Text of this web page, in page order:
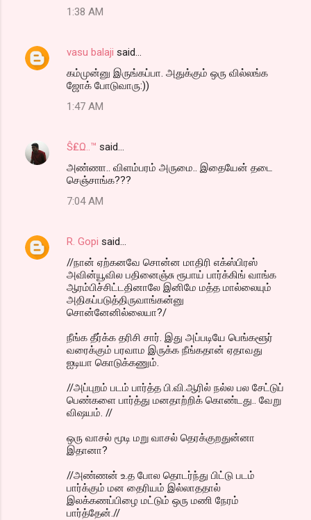
1:38 AM
vasu balaji said…
கம்முன்னு இருங்கப்பா. அதுக்கும் ஒரு வில்லங்க
ஜோக் போடுவாரு:))
1:47 AM
Ŝ₤Ω..™ said…
அண்ணா.. விளம்பரம் அருமை.. இதையேன் தடை
செஞ்சாங்க???
7:04 AM
R. Gopi said…
//நான் ஏற்கனவே சொன்ன மாதிரி எக்ஸ்பிரஸ்
அவின்யூவில பதினைஞ்சு ரூபாய் பார்க்கிங் வாங்க
ஆரம்பிச்சிட்டதினாலே இனிமே மத்த மால்லையும்
அதிகப்படுத்திருவாங்கன்னு
சொன்னேனில்லையா?/
நீங்க தீர்க்க தரிசி சார். இது அப்படியே பெங்களூர்
வரைக்கும் பரவாம இருக்க நீங்கதான் ஏதாவது
ஐடியா கொடுக்கணும்.
//அப்புறம் படம் பார்த்த பி.வி.ஆரில் நல்ல பல சேட்டுப்
பெண்களை பார்த்து மனதாற்றிக் கொண்டது.. வேறு
விஷயம். //
ஒரு வாசல் மூடி மறு வாசல் தெரக்குறதுன்னா
இதானா?
//அண்ணன் உ.த போல தொடர்ந்து பிட்டு படம்
பார்க்கும் மன தைரியம் இல்லாததால்
இலக்கணப்பிழை மட்டும் ஒரு மணி நேரம்
பார்த்தேன்.//